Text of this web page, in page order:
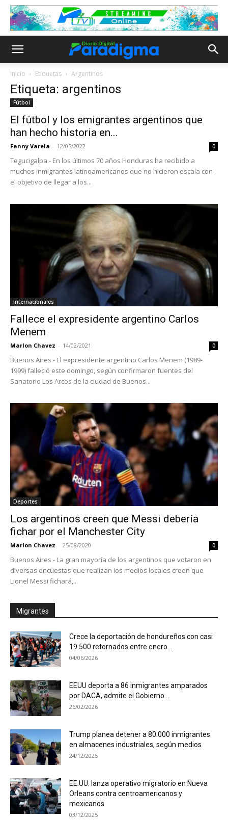
Inicio Etiquetas Argentinos
Etiqueta: argentinos
Fútbol
El fútbol y los emigrantes argentinos que
han hecho historia en...
Fanny Varela - 12/05/2022 0
Tegucigalpa.- En los últimos 70 años Honduras ha recibido a
muchos inmigrantes latinoamericanos que no hicieron escala con
el objetivo de llegar a los...
Internacionales
Fallece el expresidente argentino Carlos
Menem
Marlon Chavez - 14/02/2021 0
Buenos Aires - El expresidente argentino Carlos Menem (1989-
1999) falleció este domingo, según confirmaron fuentes del
Sanatorio Los Arcos de la ciudad de Buenos...
Deportes
Los argentinos creen que Messi debería
fichar por el Manchester City
Marlon Chavez - 25/08/2020 0
Buenos Aires - La gran mayoría de los argentinos que votaron en
diversas encuestas que realizan los medios locales creen que
Lionel Messi fichará,...
Migrantes
Crece la deportación de hondureños con casi
19.500 retornados entre enero...
04/06/2026
EEUU deporta a 86 inmigrantes amparados
por DACA, admite el Gobierno...
26/02/2026
Trump planea detener a 80.000 inmigrantes
en almacenes industriales, según medios
24/12/2025
EE.UU. lanza operativo migratorio en Nueva
Orleans contra centroamericanos y
mexicanos
03/12/2025